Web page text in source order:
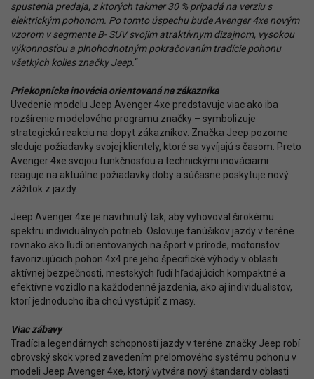
spustenia predaja, z ktorých takmer 30 % pripadá na verziu s
elektrickým pohonom. Po tomto úspechu bude Avenger 4xe novým
vzorom v segmente B- SUV svojim atraktívnym dizajnom, vysokou
výkonnosťou a plnohodnotným pokračovaním tradície pohonu
všetkých kolies značky Jeep. “
Priekopnícka inovácia orientovaná na zákazníka
Uvedenie modelu Jeep Avenger 4xe predstavuje viac ako iba
rozšírenie modelového programu značky – symbolizuje
strategickú reakciu na dopyt zákazníkov. Značka Jeep pozorne
sleduje požiadavky svojej klientely, ktoré sa vyvíjajú s časom. Preto
Avenger 4xe svojou funkčnosťou a technickými inováciami
reaguje na aktuálne požiadavky doby a súčasne poskytuje nový
zážitok z jazdy.
Jeep Avenger 4xe je navrhnutý tak, aby vyhovoval širokému
spektru individuálnych potrieb. Oslovuje fanúšikov jazdy v teréne
rovnako ako ľudí orientovaných na šport v prírode, motoristov
favorizujúcich pohon 4x4 pre jeho špecifické výhody v oblasti
aktívnej bezpečnosti, mestských ľudí hľadajúcich kompaktné a
efektívne vozidlo na každodenné jazdenia, ako aj individualistov,
ktorí jednoducho iba chcú vystúpiť z masy.
Viac zábavy
Tradícia legendárnych schopností jazdy v teréne značky Jeep robí
obrovský skok vpred zavedením prelomového systému pohonu v
modeli Jeep Avenger 4xe, ktorý vytvára nový štandard v oblasti